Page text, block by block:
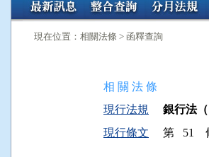
現在位置：相關法條 > 函釋查詢
相 關 法 條
現行法規
銀行法
現行條文
第 51